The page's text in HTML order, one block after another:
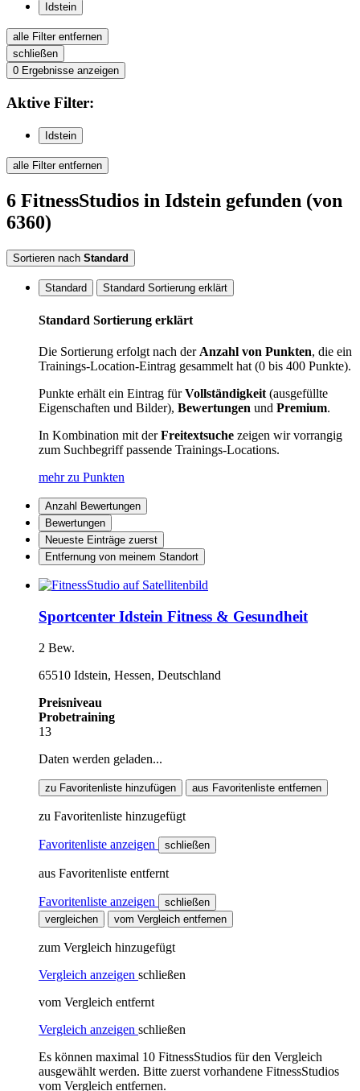
Idstein
alle Filter entfernen
schließen
0 Ergebnisse anzeigen
Aktive Filter:
Idstein
alle Filter entfernen
6 FitnessStudios in Idstein gefunden (von
6360)
Sortieren nach Standard
Standard Standard Sortierung erklärt
Standard Sortierung erklärt
Die Sortierung erfolgt nach der Anzahl von Punkten, die ein
Trainings-Location-Eintrag gesammelt hat (0 bis 400 Punkte).
Punkte erhält ein Eintrag fürVollständigkeit (ausgefüllte
Eigenschaften und Bilder), Bewertungen und Premium.
In Kombination mit derFreitextsuche zeigen wir vorrangig
zum Suchbegriff passende Trainings-Locations.
mehr zu Punkten
Anzahl Bewertungen
Bewertungen
Neueste Einträge zuerst
Entfernung von meinem Standort
Sportcenter Idstein Fitness & Gesundheit
2 Bew.
65510 Idstein, Hessen, Deutschland
Preisniveau
Probetraining
13
Daten werden geladen...
zu Favoritenliste hinzufügen aus Favoritenliste entfernen
zu Favoritenliste hinzugefügt
Favoritenliste anzeigen schließen
aus Favoritenliste entfernt
Favoritenliste anzeigen
schließen
vergleichen
vom Vergleich entfernen
zum Vergleich hinzugefügt
Vergleich anzeigen schließen
vom Vergleich entfernt
Vergleich anzeigen schließen
Es können maximal 10 FitnessStudios für den Vergleich
ausgewählt werden. Bitte zuerst vorhandene FitnessStudios
vom Vergleich entfernen.